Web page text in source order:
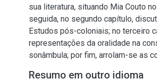
sua literatura, situando Mia Couto
seguida, no segundo capítulo,
Estudos pós-coloniais; no terceiro
representações da oralidade na
sonâmbula; por fim, arrolam-se as
Resumo em outro idioma